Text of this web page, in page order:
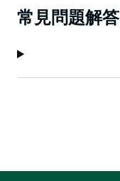
常見問題解答